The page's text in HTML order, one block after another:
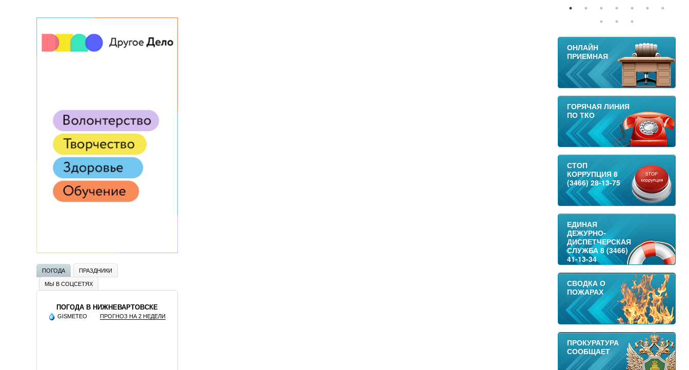
ПОГОДА
ПРАЗДНИКИ
МЫ В СОЦСЕТЯХ
ПОГОДА В НИЖНЕВАРТОВСКЕ
GISMETEO ПРОГНОЗ НА 2 НЕДЕЛИ
11
ОНЛАЙН
ПРИЕМНАЯ
ГОРЯЧАЯ ЛИНИЯ
ПО ТКО
СТОП
КОРРУПЦИЯ 8
(3466) 28-13-75
ЕДИНАЯ
ДЕЖУРНО-
ДИСПЕТЧЕРСКАЯ
СЛУЖБА 8 (3466)
41-13-34
СВОДКА О
ПОЖАРАХ
ПРОКУРАТУРА
СООБЩАЕТ